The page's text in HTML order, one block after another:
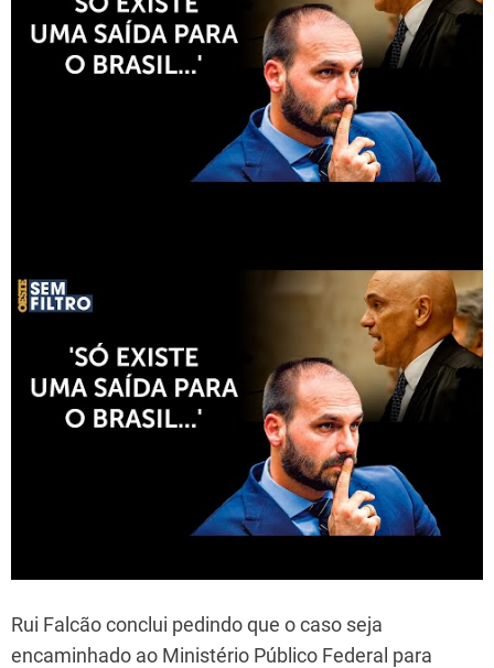
Rui Falcão conclui pedindo que o caso seja
encaminhado ao Ministério Público Federal para